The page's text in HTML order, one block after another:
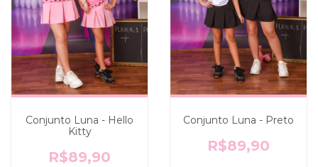
Conjunto Luna - Hello
Kitty
R$89,90
Conjunto Luna - Preto
R$89,90